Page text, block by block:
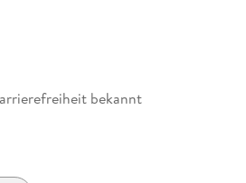
bekannt